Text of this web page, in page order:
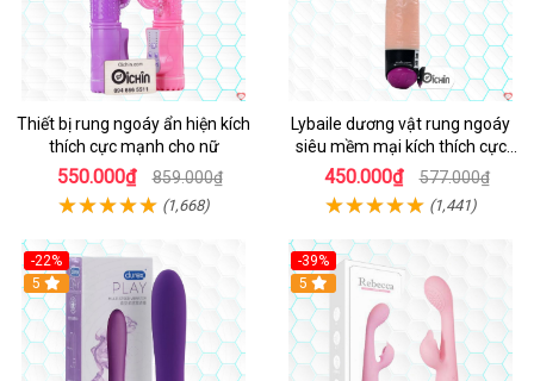
Thiết bị rung ngoáy ẩn hiện kích
thích cực mạnh cho nữ
550.000₫ 859.000₫
(1,668)
Lybaile dương vật rung ngoáy
siêu mềm mại kích thích cực
mạnh
450.000₫ 577.000₫
(1,441)
-22%
Hot
5
-39%
Hot
5